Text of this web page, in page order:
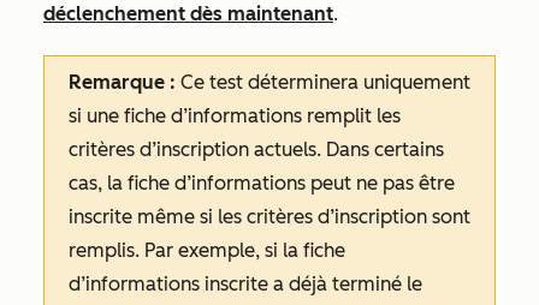
déclenchement dès maintenant.
Remarque : Ce test déterminera uniquement
si une fiche d’informations remplit les
critères d’inscription actuels. Dans certains
cas, la fiche d’informations peut ne pas être
inscrite même si les critères d’inscription sont
remplis. Par exemple, si la fiche
d’informations inscrite a déjà terminé le